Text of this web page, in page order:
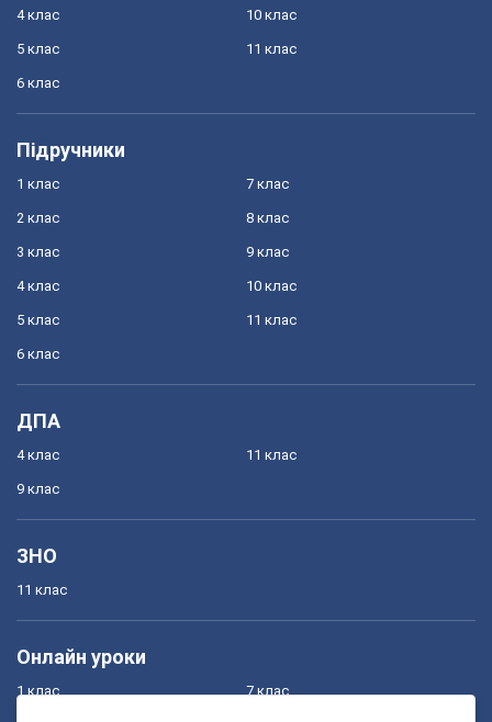
4 клас
5 клас
6 клас
10 клас
11 клас
Підручники
1 клас
2 клас
3 клас
4 клас
5 клас
6 клас
7 клас
8 клас
9 клас
10 клас
11 клас
ДПА
4 клас
9 клас
11 клас
ЗНО
11 клас
Онлайн уроки
1 клас 7 клас